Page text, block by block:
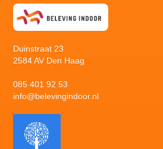
Duinstraat 23
2584 AV Den Haag
085 401 92 53
info@belevingindoor.nl